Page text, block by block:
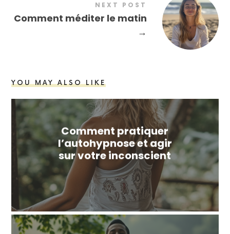
NEXT POST
Comment méditer le matin
→
YOU MAY ALSO LIKE
Comment pratiquer
l’autohypnose et agir
sur votre inconscient